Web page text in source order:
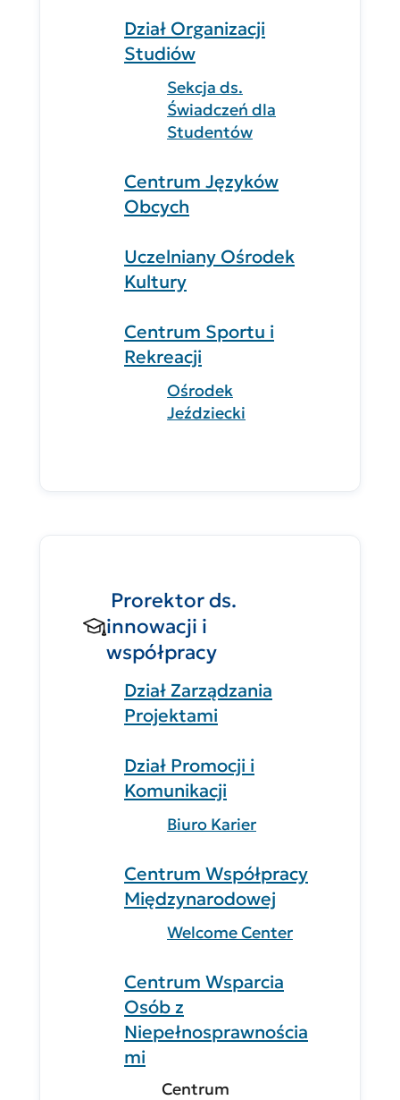
Dział Organizacji
Studiów
Sekcja ds.
Świadczeń dla
Studentów
Centrum Języków
Obcych
Uczelniany Ośrodek
Kultury
Centrum Sportu i
Rekreacji
Ośrodek
Jeździecki
Prorektor ds.
innowacji i
współpracy
Dział Zarządzania
Projektami
Dział Promocji i
Komunikacji
Biuro Karier
Centrum Współpracy
Międzynarodowej
Welcome Center
Centrum Wsparcia
Osób z
Niepełnosprawnościa
mi
Centrum